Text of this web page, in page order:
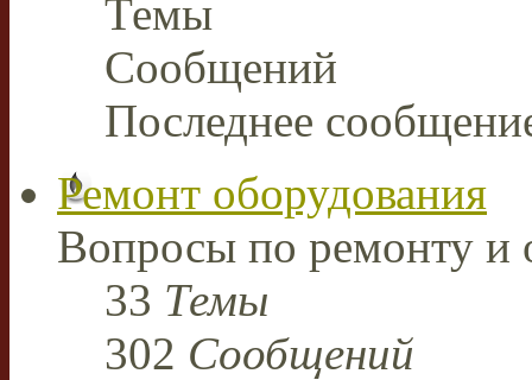
Темы
Сообщений
Последнее
Ремонт оборудования
Вопросы по ремонту и
33 Темы
302 Сообщений